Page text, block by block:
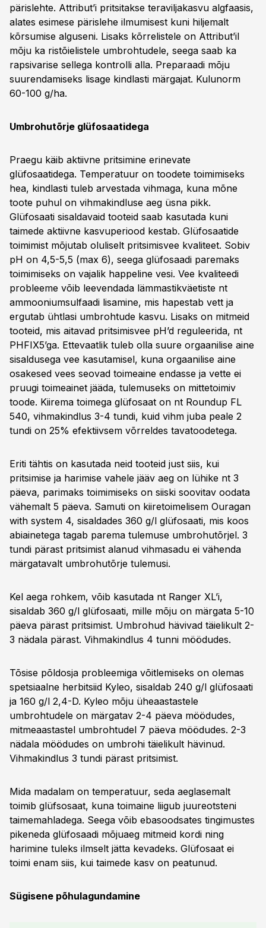
pärislehte. Attribut’i pritsitakse teraviljakasvu algfaasis,
alates esimese pärislehe ilmumisest kuni hiljemalt
kõrsumise alguseni. Lisaks kõrrelistele on Attribut’il
mõju ka ristõielistele umbrohtudele, seega saab ka
rapsivarise sellega kontrolli alla. Preparaadi mõju
suurendamiseks lisage kindlasti märgajat. Kulunorm
60-100 g/ha.
Umbrohutõrje glüfosaatidega
Praegu käib aktiivne pritsimine erinevate
glüfosaatidega. Temperatuur on toodete toimimiseks
hea, kindlasti tuleb arvestada vihmaga, kuna mõne
toote puhul on vihmakindluse aeg üsna pikk.
Glüfosaati sisaldavaid tooteid saab kasutada kuni
taimede aktiivne kasvuperiood kestab. Glüfosaatide
toimimist mõjutab oluliselt pritsimisvee kvaliteet. Sobiv
pH on 4,5-5,5 (max 6), seega glüfosaadi paremaks
toimimiseks on vajalik happeline vesi. Vee kvaliteedi
probleeme võib leevendada lämmastikväetiste nt
ammooniumsulfaadi lisamine, mis hapestab vett ja
ergutab ühtlasi umbrohtude kasvu. Lisaks on mitmeid
tooteid, mis aitavad pritsimisvee pH’d reguleerida, nt
PHFIX5’ga. Ettevaatlik tuleb olla suure orgaanilise aine
sisaldusega vee kasutamisel, kuna orgaanilise aine
osakesed vees seovad toimeaine endasse ja vette ei
pruugi toimeainet jääda, tulemuseks on mittetoimiv
toode. Kiirema toimega glüfosaat on nt Roundup FL
540, vihmakindlus 3-4 tundi, kuid vihm juba peale 2
tundi on 25% efektiivsem võrreldes tavatoodetega.
Eriti tähtis on kasutada neid tooteid just siis, kui
pritsimise ja harimise vahele jääv aeg on lühike nt 3
päeva, parimaks toimimiseks on siiski soovitav oodata
vähemalt 5 päeva. Samuti on kiiretoimelisem Ouragan
with system 4, sisaldades 360 g/l glüfosaati, mis koos
abiainetega tagab parema tulemuse umbrohutõrjel. 3
tundi pärast pritsimist alanud vihmasadu ei vähenda
märgatavalt umbrohutõrje tulemusi.
Kel aega rohkem, võib kasutada nt Ranger XL’i,
sisaldab 360 g/l glüfosaati, mille mõju on märgata 5-10
päeva pärast pritsimist. Umbrohud hävivad täielikult 2-
3 nädala pärast. Vihmakindlus 4 tunni möödudes.
Tõsise põldosja probleemiga võitlemiseks on olemas
spetsiaalne herbitsiid Kyleo, sisaldab 240 g/l glüfosaati
ja 160 g/l 2,4-D. Kyleo mõju üheaastastele
umbrohtudele on märgatav 2-4 päeva möödudes,
mitmeaastastel umbrohtudel 7 päeva möödudes. 2-3
nädala möödudes on umbrohi täielikult hävinud.
Vihmakindlus 3 tundi pärast pritsimist.
Mida madalam on temperatuur, seda aeglasemalt
toimib glüfsosaat, kuna toimaine liigub juureotsteni
taimemahladega. Seega võib ebasoodsates tingimustes
pikeneda glüfosaadi mõjuaeg mitmeid kordi ning
harimine tuleks ilmselt jätta kevadeks. Glüfosaat ei
toimi enam siis, kui taimede kasv on peatunud.
Sügisene põhulagundamine